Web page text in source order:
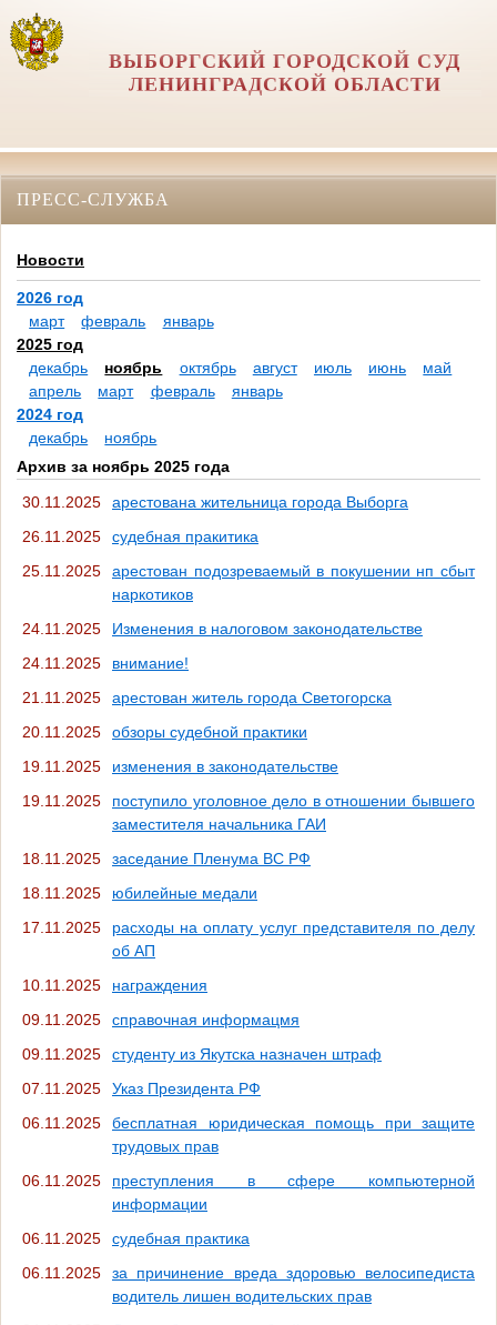
ВЫБОРГСКИЙ ГОРОДСКОЙ СУД
ЛЕНИНГРАДСКОЙ ОБЛАСТИ
ПРЕСС-СЛУЖБА
Новости
2026 год
март
февраль
январь
2025 год
декабрь
ноябрь октябрь август июль июнь
май
апрель
март февраль
январь
2024 год
декабрь
ноябрь
Архив за ноябрь 2025 года
30.11.2025
арестована жительница города Выборга
26.11.2025
судебная пракитика
25.11.2025
арестован подозреваемый в покушении нп сбыт
наркотиков
24.11.2025
Изменения в налоговом законодательстве
24.11.2025
внимание!
21.11.2025
арестован житель города Светогорска
20.11.2025
обзоры судебной практики
19.11.2025
изменения в законодательстве
19.11.2025
поступило уголовное дело в отношении бывшего
заместителя начальника ГАИ
18.11.2025
заседание Пленума ВС РФ
18.11.2025
юбилейные медали
17.11.2025
расходы на оплату услуг представителя по делу
об АП
10.11.2025
награждения
09.11.2025
справочная информацмя
09.11.2025
студенту из Якутска назначен штраф
07.11.2025
Указ Президента РФ
06.11.2025
бесплатная юридическая помощь при защите
трудовых прав
06.11.2025
преступления в сфере компьютерной
информации
06.11.2025
судебная практика
06.11.2025
за причинение вреда здоровью велосипедиста
водитель лишен водительских прав